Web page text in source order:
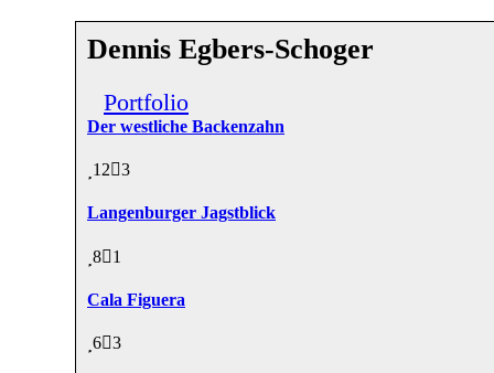
Dennis Egbers-Schoger
Portfolio
Der westliche Backenzahn
12 3
Langenburger Jagstblick
8 1
Cala Figuera
6 3